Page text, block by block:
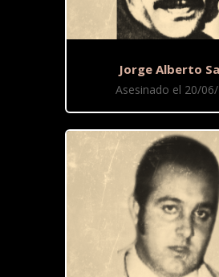
Jorge Alberto
Asesinado el 20/